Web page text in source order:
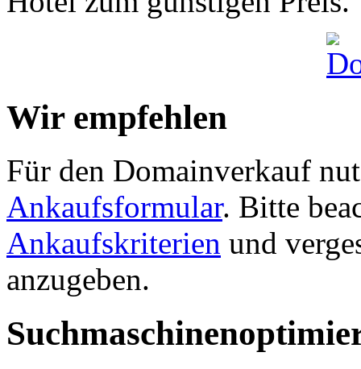
Wir empfehlen
Für den Domainverkauf
Ankaufsformular. Bitte
Ankaufskriterien und
anzugeben.